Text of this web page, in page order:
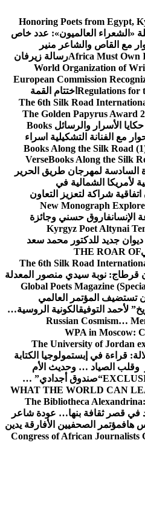
Honoring Poets from Egypt,
«الشعراء العالميون»: عدد خاص
مع القاص والشاعر منير
Africa Must Ownرسالة زيرفان
World Organization of
European Commission
Regulations for اختتام القمة
The 6th Silk Road
The Golden Papyrus Award
الأسرار والرسائل Books
مع الفنانة التشكيلية اسراء
Books Along the Silk Road
VerseBooks Along the Silk
السادسة لمهرجان طريق الحرير
لأمريكا الشمالية في
اتفاقية شراكة لتعزيز التعاون
New Monograph
الإنسانفاروق حسني وجائزة
Kyrgyz Poet Altynai
جديد للدكتور محمد سعد
THE ROAR OF
The 6th Silk Road
قرطاج: نوبة سيدي منصور المعدلة
Global Poets Magazine
تستضيف المؤتمر العالمي
لأحمد التوفيقالكونية الروسية…
Russian Cosmism…
WPA in Moscow:
The University of Jordan
قراءة في إبستمولوجيا الكتابة
الصياد … وحديث الأم
“صندوق أجدادي” …
WHAT THE WORLD CAN
The Bibliotheca
في قصر ثقافة بنها… عودة شاعر
هافمؤتمر الصحفيين الأفارقة يدين
Congress of African Journalists